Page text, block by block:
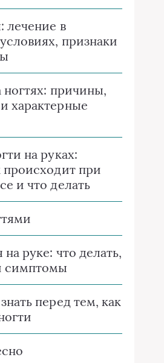
лечение в
признаки
ногтях: причины,
характерные
на руках:
происходит при
и что делать
руке: что делать,
симптомы
перед тем, как